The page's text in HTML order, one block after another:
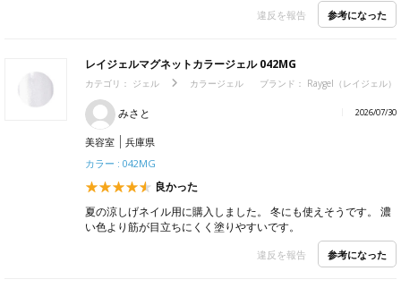
違反を報告 参考になった
レイジェルマグネットカラージェル 042MG
カテゴリ： ジェル カラージェル ブランド： Raygel（レイジェル）
みさと 2026/07/30
美容室
兵庫県
カラー : 042MG
良かった
夏の涼しげネイル用に購入しました。 冬にも使えそうです。 濃
い色より筋が目立ちにくく塗りやすいです。
違反を報告 参考になった